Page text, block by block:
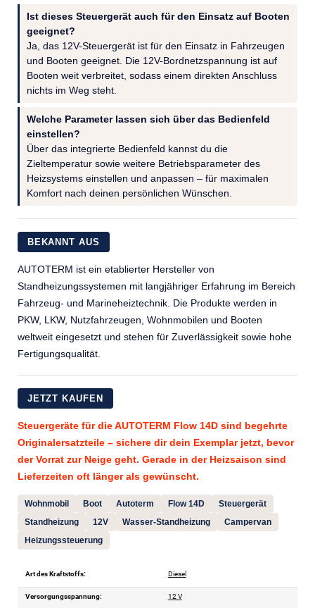
Ist dieses Steuergerät auch für den Einsatz auf Booten
geeignet?
Ja, das 12V-Steuergerät ist für den Einsatz in Fahrzeugen
und Booten geeignet. Die 12V-Bordnetzspannung ist auf
Booten weit verbreitet, sodass einem direkten Anschluss
nichts im Weg steht.
Welche Parameter lassen sich über das Bedienfeld
einstellen?
Über das integrierte Bedienfeld kannst du die
Zieltemperatur sowie weitere Betriebsparameter des
Heizsystems einstellen und anpassen – für maximalen
Komfort nach deinen persönlichen Wünschen.
BEKANNT AUS
AUTOTERM ist ein etablierter Hersteller von
Standheizungssystemen mit langjähriger Erfahrung im Bereich
Fahrzeug- und Marineheiztechnik. Die Produkte werden in
PKW, LKW, Nutzfahrzeugen, Wohnmobilen und Booten
weltweit eingesetzt und stehen für Zuverlässigkeit sowie hohe
Fertigungsqualität.
JETZT KAUFEN
Steuergeräte für die AUTOTERM Flow 14D sind begehrte
Originalersatzteile – sichere dir dein Exemplar jetzt, bevor
der Vorrat zur Neige geht. Gerade in der Heizsaison sind
Lieferzeiten oft länger als gewünscht.
Wohnmobil Boot Autoterm Flow 14D
Steuergerät
Standheizung
12V Wasser-Standheizung
Campervan
Heizungssteuerung
Art des Kraftstoffs: Diesel
Versorgungsspannung: 12 V